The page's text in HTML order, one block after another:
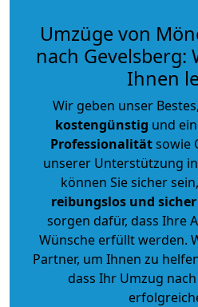
Umzüge von
nach Gevelsberg:
Ihnen
Wir geben unser
kostengünstig und
Professionalitätsowie
unserer Unterstützung
können Sie sicher
reibungslos und sicher
sorgen dafür, dass Ihre
Wünsche erfüllt werden.
Partner, um Ihnen zu
dass Ihr Umzug